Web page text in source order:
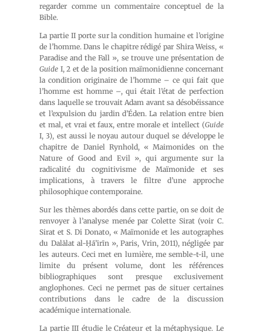
regarder comme un commentaire conceptuel de la
Bible.
La partie II porte sur la condition humaine et l’origine
de l’homme. Dans le chapitre rédigé par Shira Weiss, «
Paradise and the Fall », se trouve une présentation de
Guide I, 2 et de la position maïmonidienne concernant
la condition originaire de l’homme – ce qui fait que
l’homme est homme –, qui était l’état de perfection
dans laquelle se trouvait Adam avant sa désobéissance
et l’expulsion du jardin d’Éden. La relation entre bien
et mal, et vrai et faux, entre morale et intellect (Guide
I, 3), est aussi le noyau autour duquel se développe le
chapitre de Daniel Rynhold, « Maimonides on the
Nature of Good and Evil », qui argumente sur la
radicalité du cognitivisme de Maïmonide et ses
implications, à travers le filtre d’une approche
philosophique contemporaine.
Sur les thèmes abordés dans cette partie, on se doit de
renvoyer à l’analyse menée par Colette Sirat (voir C.
Sirat et S. Di Donato, « Maïmonide et les autographes
du Dalālat al-Ḥā’irīn », Paris, Vrin, 2011), négligée par
les auteurs. Ceci met en lumière, me semble-t-il, une
limite du présent volume, dont les références
bibliographiques sont presque exclusivement
anglophones. Ceci ne permet pas de situer certaines
contributions dans le cadre de la discussion
académique internationale.
La partie III étudie le Créateur et la métaphysique. Le